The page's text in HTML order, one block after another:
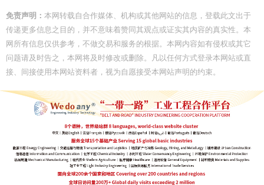
免责声明： 本网转载自合作媒体、机构或其他网站的信息，登载此文出于
传递更多信息之目的，并不意味着赞同其观点或证实其内容的真实性。本
网所有信息仅供参考，不做交易和服务的根据。本网内容如有侵权或其它
问题请及时告之，本网将及时修改或删除。凡以任何方式登录本网站或直
接、间接使用本网站资料者，视为自愿接受本网站声明的约束。